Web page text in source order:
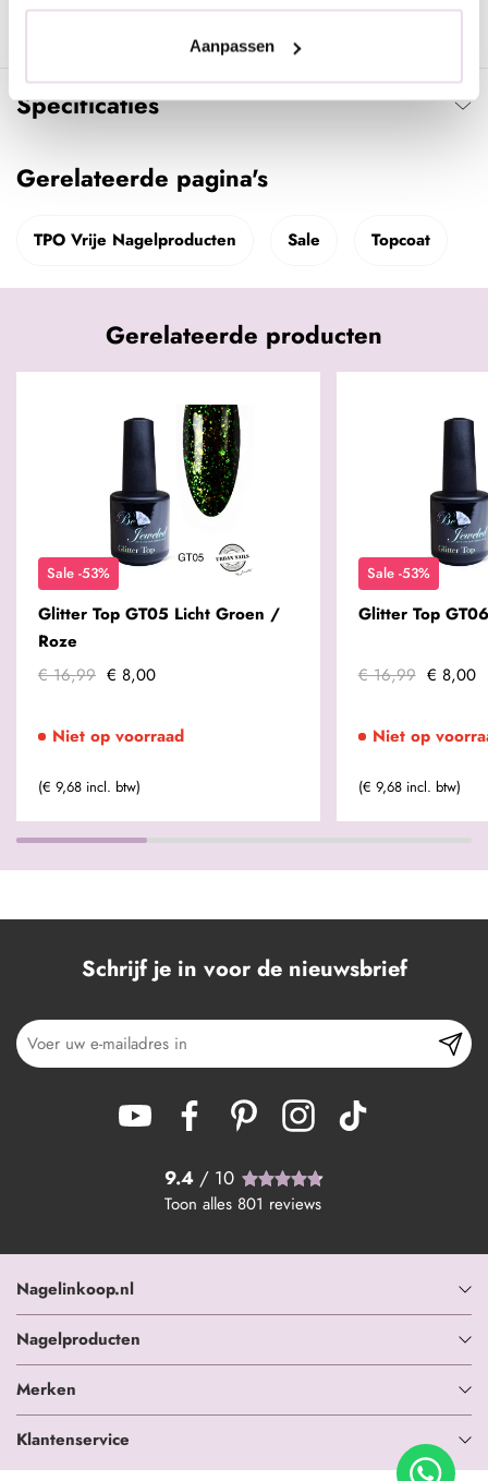
Aanpassen
Uitharden:
60 sec. in LED of Sun Light, 2 minuten in UV-Lamp
Specificaties
Gerelateerde pagina's
TPO Vrije Nagelproducten Sale Topcoat
Gerelateerde producten
Sale -53%
Glitter Top GT05 Licht Groen /
Roze
€ 16,99 € 8,00
Niet op voorraad
(€ 9,68 incl. btw)
Sale -53%
Glitter Top
€ 16,99 € 8,00
Niet op
(€ 9,68 incl. btw)
Schrijf je in voor de nieuwsbrief
9.4 / 10
Toon alles 801 reviews
Nagelinkoop.nl
Nagelproducten
Merken
Klantenservice